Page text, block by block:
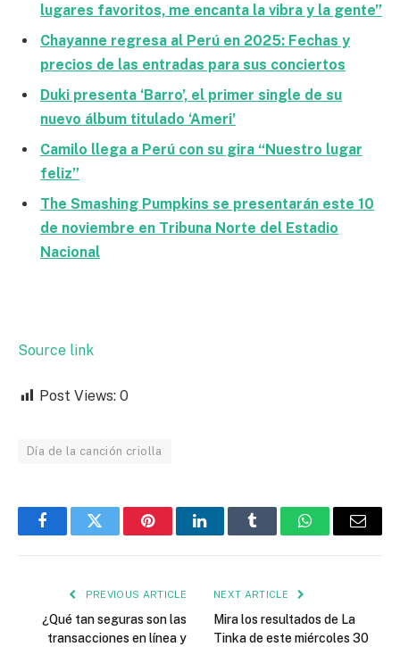
lugares favoritos, me encanta la vibra y la gente”
Chayanne regresa al Perú en 2025: Fechas y
precios de las entradas para sus conciertos
Duki presenta ‘Barro’, el primer single de su
nuevo álbum titulado ‘Ameri’
Camilo llega a Perú con su gira “Nuestro lugar
feliz”
The Smashing Pumpkins se presentarán este 10
de noviembre en Tribuna Norte del Estadio
Nacional
Source link
Post Views: 0
Día de la canción criolla
FacebookTwitter PinterestLinkedInTumblr WhatsAppEmail
PREVIOUS ARTICLE
¿Qué tan seguras son las
transacciones en línea y
NEXT ARTICLE
Mira los resultados de La
Tinka de este miércoles 30